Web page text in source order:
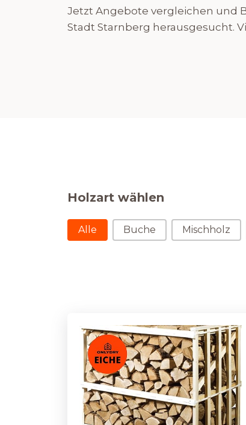
Jetzt Angebote vergleichen und
Stadt Starnberg herausgesucht.
Holzart wählen
Holzart wählen
Alle Buche Mischholz